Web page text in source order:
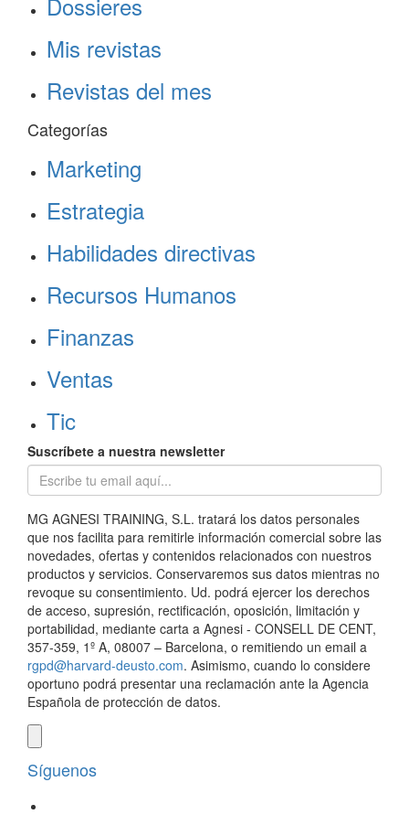
Mis revistas
Revistas del mes
Categorías
Marketing
Estrategia
Habilidades directivas
Recursos Humanos
Finanzas
Ventas
Tic
Suscríbete a nuestra newsletter
MG AGNESI TRAINING, S.L. tratará los datos personales
que nos facilita para remitirle información comercial sobre las
novedades, ofertas y contenidos relacionados con nuestros
productos y servicios. Conservaremos sus datos mientras no
revoque su consentimiento. Ud. podrá ejercer los derechos
de acceso, supresión, rectificación, oposición, limitación y
portabilidad, mediante carta a Agnesi - CONSELL DE CENT,
357-359, 1º A, 08007 – Barcelona, o remitiendo un email a
rgpd@harvard-deusto.com. Asimismo, cuando lo considere
oportuno podrá presentar una reclamación ante la Agencia
Española de protección de datos.
Síguenos